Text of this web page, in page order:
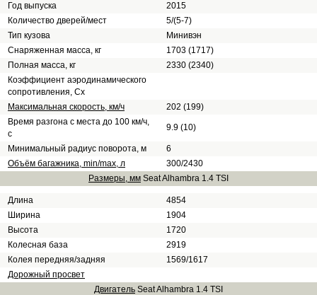
Год выпуска
2015
Количество дверей/мест
5/(5-7)
Тип кузова
Минивэн
Снаряженная масса, кг
1703 (1717)
Полная масса, кг
2330 (2340)
Коэффициент аэродинамического
сопротивления, Сх
Максимальная скорость, км/ч
202 (199)
Время разгона с места до 100 км/ч,
с
9.9 (10)
Минимальный радиус поворота, м
6
Объём багажника, min/max, л
300/2430
Размеры, мм Seat Alhambra 1.4 TSI
Длина
4854
Ширина
1904
Высота
1720
Колесная база
2919
Колея передняя/задняя
1569/1617
Дорожный просвет
Двигатель Seat Alhambra 1.4 TSI